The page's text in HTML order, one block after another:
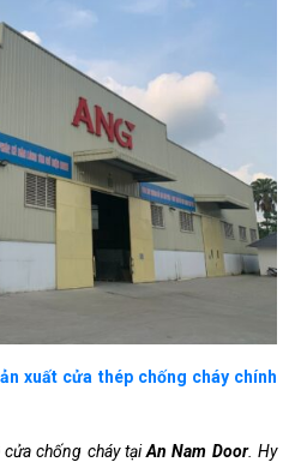
xuất cửa thép chống cháy chính
cửa chống cháy tạiAn Nam Door. Hy